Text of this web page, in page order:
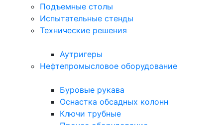
Подъемные столы
Испытательные стенды
Технические решения
Аутригеры
Нефтепромысловое оборудование
Буровые рукава
Оснастка обсадных колонн
Ключи трубные